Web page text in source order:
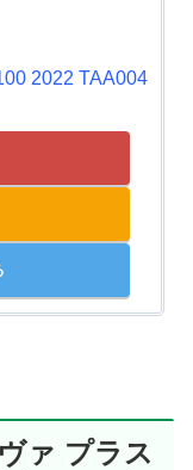
2022 TAA004
ァ プラス